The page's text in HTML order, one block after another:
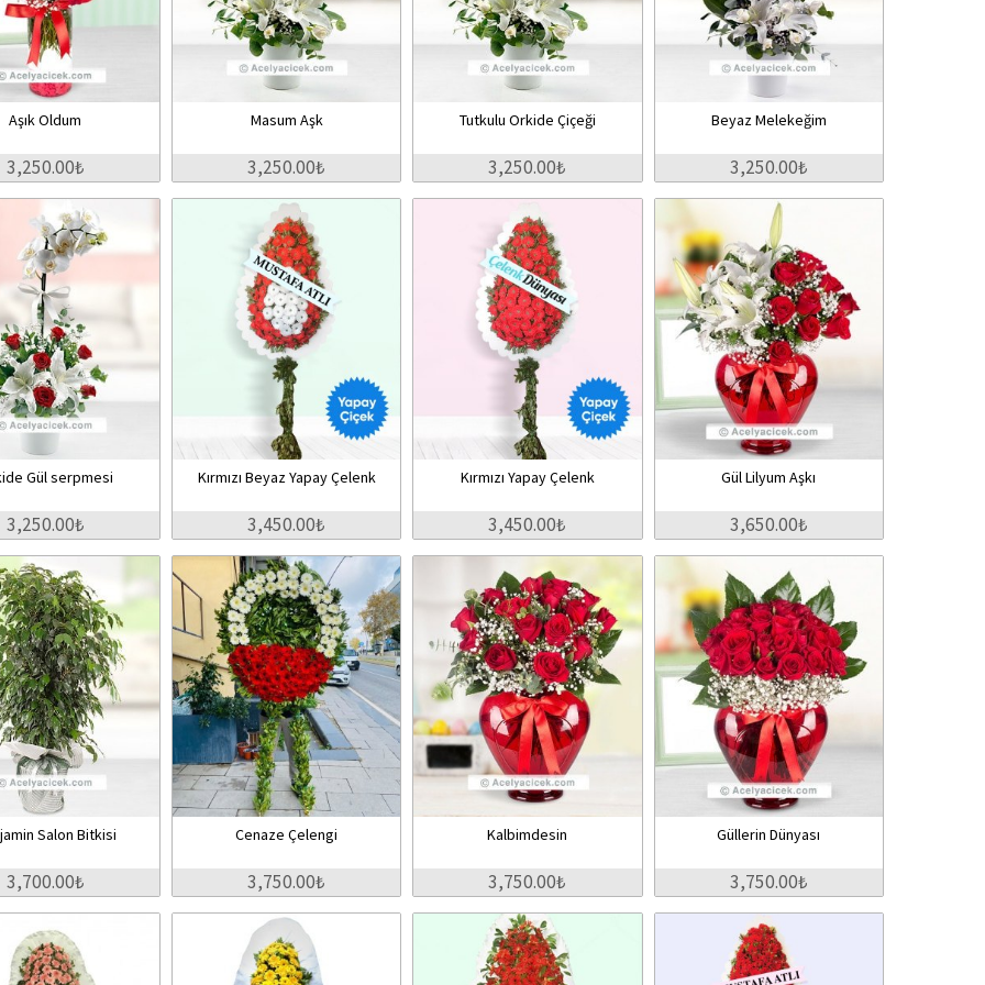
Aşık Oldum
3,250.00₺
Masum Aşk
3,250.00₺
Tutkulu Orkide Çiçeği
3,250.00₺
Beyaz Melekeğim
3,250.00₺
Gül serpmesi
3,250.00₺
Kırmızı Beyaz Yapay Çelenk
3,450.00₺
Kırmızı Yapay Çelenk
3,450.00₺
Gül Lilyum Aşkı
3,650.00₺
Salon Bitkisi
3,700.00₺
Cenaze Çelengi
3,750.00₺
Kalbimdesin
3,750.00₺
Güllerin Dünyası
3,750.00₺